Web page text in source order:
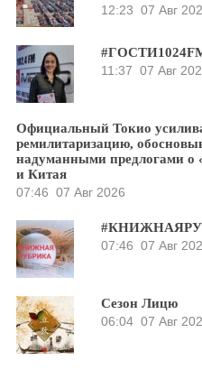
12:23 07 Авг
11:37 07 Авг
Официальный Токио
ремилитаризацию,
надуманными предлогами о
и Китая
07:46 07 Авг 2026
07:46 07 Авг
Сезон Лицю
06:04 07 Авг